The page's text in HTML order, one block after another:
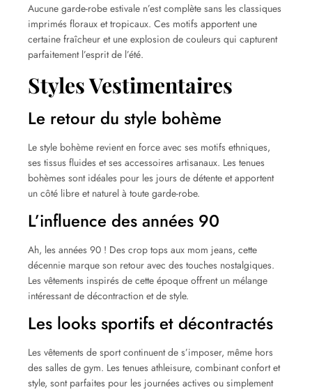
Aucune garde-robe estivale n’est complète sans les classiques
imprimés floraux et tropicaux. Ces motifs apportent une
certaine fraîcheur et une explosion de couleurs qui capturent
parfaitement l’esprit de l’été.
Styles Vestimentaires
Le retour du style bohème
Le style bohème revient en force avec ses motifs ethniques,
ses tissus fluides et ses accessoires artisanaux. Les tenues
bohèmes sont idéales pour les jours de détente et apportent
un côté libre et naturel à toute garde-robe.
L’influence des années 90
Ah, les années 90 ! Des crop tops aux mom jeans, cette
décennie marque son retour avec des touches nostalgiques.
Les vêtements inspirés de cette époque offrent un mélange
intéressant de décontraction et de style.
Les looks sportifs et décontractés
Les vêtements de sport continuent de s’imposer, même hors
des salles de gym. Les tenues athleisure, combinant confort et
style, sont parfaites pour les journées actives ou simplement